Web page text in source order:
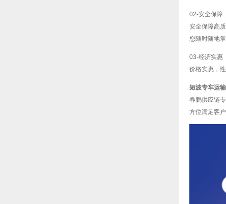
02-安全保障
安全保障高
您随时随地
03-经济实惠
价格实惠，
短波专车运输
春鹏供应链
方位满足客户